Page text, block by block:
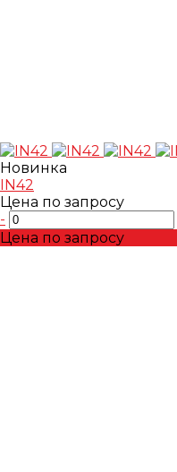
Новинка
IN42
Цена по запросу
-
Цена по запросу